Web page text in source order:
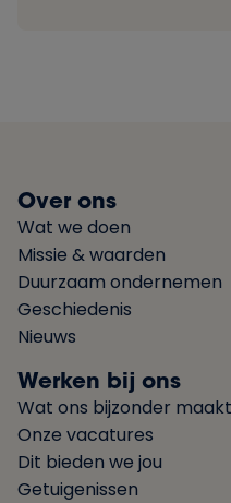
Over ons
Wat we doen
Missie & waarden
Duurzaam ondernemen
Geschiedenis
Nieuws
Werken bij ons
Wat ons bijzonder maakt
Onze vacatures
Dit bieden we jou
Getuigenissen